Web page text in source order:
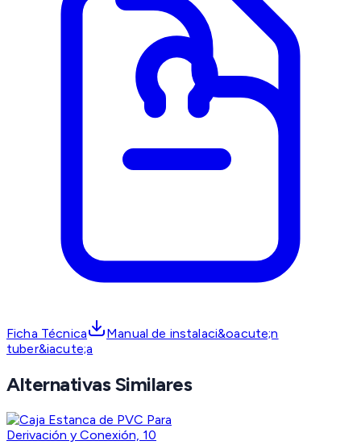
Ficha Técnica
Manual de instalaci&oacute;n
tuber&iacute;a
Alternativas Similares